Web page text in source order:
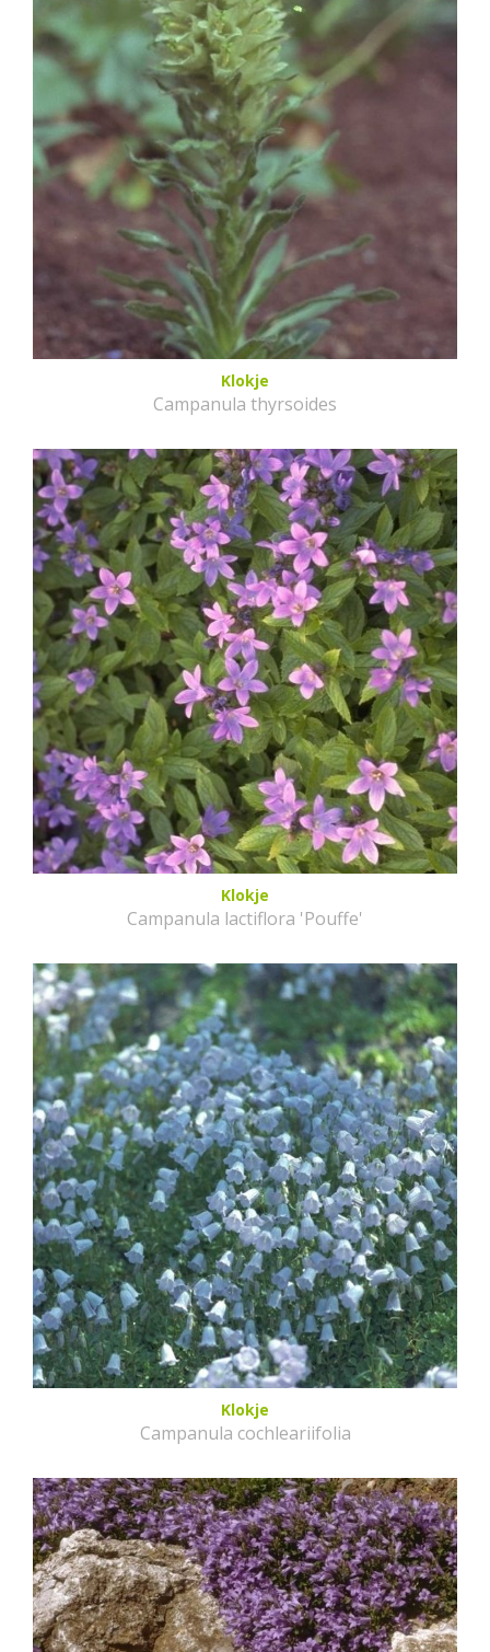
Klokje
Campanula thyrsoides
Klokje
Campanula lactiflora 'Pouffe'
Klokje
Campanula cochleariifolia